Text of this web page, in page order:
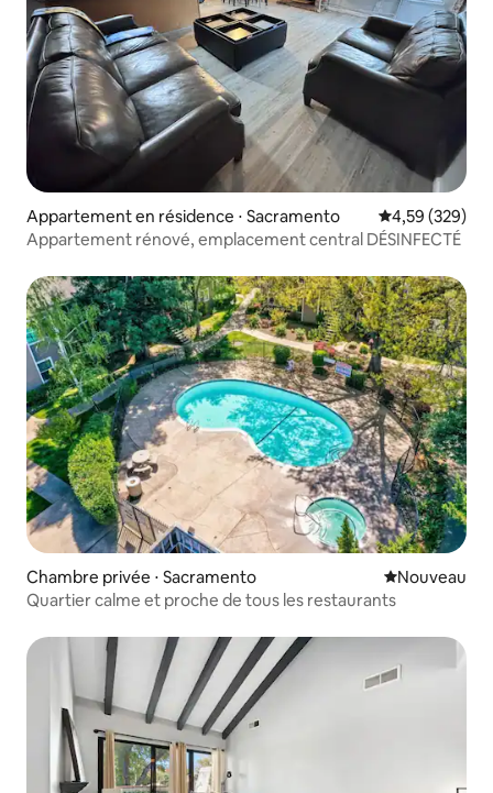
Appartement en résidence ⋅ Sacramento Évaluation
4,59 (329)
Appartement rénové, emplacement central DÉSINFECTÉ
Chambre privée ⋅ Sacramento Nouvel
Nouveau
Quartier calme et proche de tous les restaurants